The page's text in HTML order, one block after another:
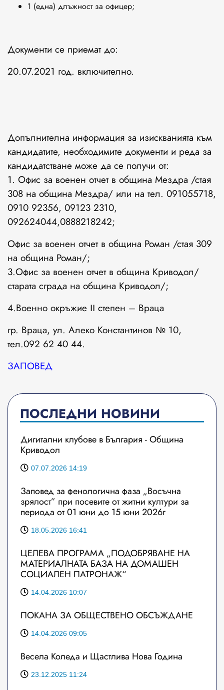
1 (една) длъжност за офицер;
Документи се приемат до:
20.07.2021 год. включително.
Допълнителна информация за изискванията към
кандидатите, необходимите документи и реда за
кандидатстване може да се получи от:
1. Офис за военен отчет в община Мездра /стая
308 на община Мездра/ или на тел. 091055718,
0910 92356, 09123 2310,
092624044,0888218242;
Офис за военен отчет в община Роман /стая 309
на община Роман/;
3.Офис за военен отчет в община Криводол/
старата сграда на община Криводол/;
4.Военно окръжие ІІ степен – Враца
гр. Враца, ул. Алеко Константинов № 10,
тел.092 62 40 44.
ЗАПОВЕД
ПОСЛЕДНИ НОВИНИ
Дигитални клубове в България - Община
Криводол
07.07.2026 14:19
Заповед за фенологична фаза „Восъчна
зрялост” при посевите от житни култури за
периода от 01 юни до 15 юни 2026г
18.05.2026 16:41
ЦЕЛЕВА ПРОГРАМА „ПОДОБРЯВАНЕ НА
МАТЕРИАЛНАТА БАЗА НА ДОМАШЕН
СОЦИАЛЕН ПАТРОНАЖ“
14.04.2026 10:07
ПОКАНА ЗА ОБЩЕСТВЕНО ОБСЪЖДАНЕ
14.04.2026 09:05
Весела Коледа и Щастлива Нова Година
23.12.2025 11:24